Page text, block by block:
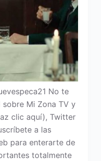
No te
Mi Zona TV y
clic aquí), Twitter
a las
para enterarte de
totalmente